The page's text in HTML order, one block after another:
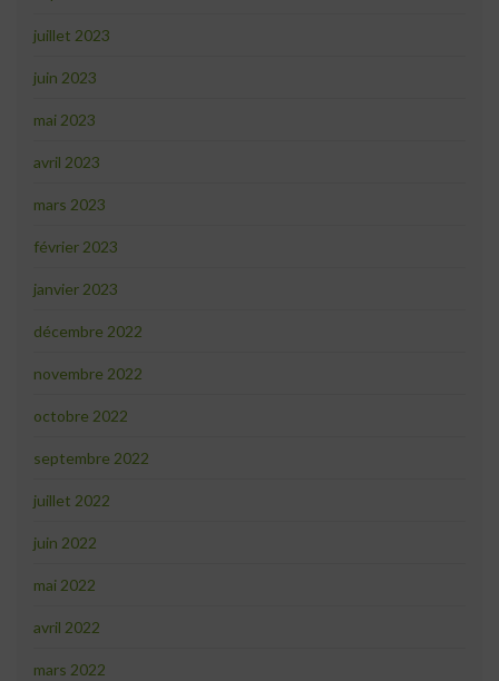
juillet 2023
juin 2023
mai 2023
avril 2023
mars 2023
février 2023
janvier 2023
décembre 2022
novembre 2022
octobre 2022
septembre 2022
juillet 2022
juin 2022
mai 2022
avril 2022
mars 2022